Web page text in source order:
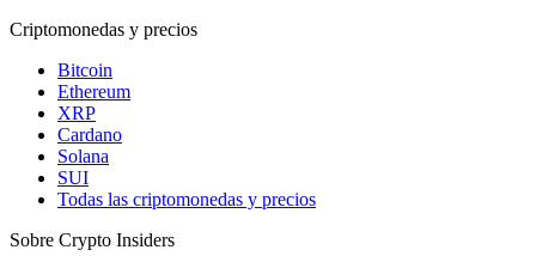
Criptomonedas y precios
Bitcoin
Ethereum
XRP
Cardano
Solana
SUI
Todas las criptomonedas y precios
Sobre Crypto Insiders